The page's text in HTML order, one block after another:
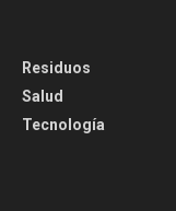
Residuos
Salud
Tecnología